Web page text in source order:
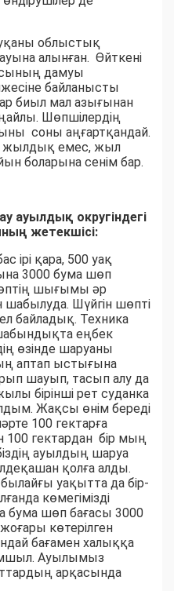
облыстық
алынған. Өйткені
дамуы
байланысты
биыл мал азығынан
Шөпшілердің
соны аңғартқандай.
жылдық емес, жыл
боларына сенім бар.
ауылдық округіндегі
жетекшісі:
ірі қара, 500 уақ
3000 бума шөп
шығымы әр
шабылуда. Шүйгін шөпті
байладық. Техника
еңбек
өзінде шаруаны
аптап ыстығына
шауып, тасып алу да
бірінші рет суданка
Жақсы өнім береді
100 гектарға
100 гектардан бір мың
ауылдың шаруа
қолға алды.
былайғы уақытта да бір-
көмегімізді
бума шөп бағасы 3000
көтерілген
бағамен халыққа
Ауылымыз
арқасында